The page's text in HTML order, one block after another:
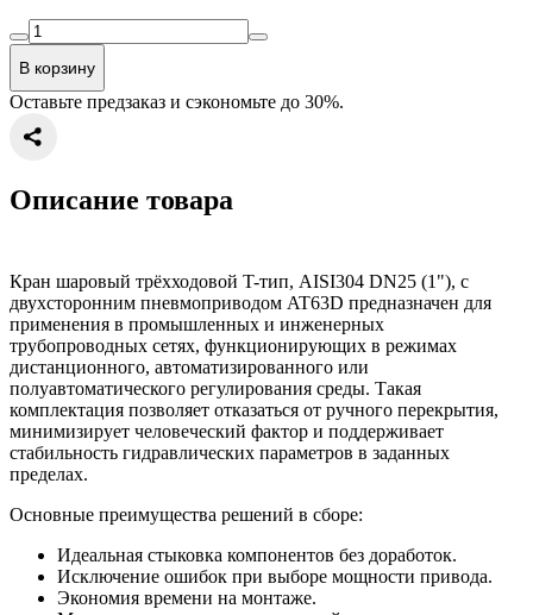
В корзину
Оставьте предзаказ и сэкономьте до 30%.
Описание товара
Кран шаровый трёхходовой T-тип, AISI304 DN25 (1"), с
двухсторонним пневмоприводом AT63D предназначен для
применения в промышленных и инженерных
трубопроводных сетях, функционирующих в режимах
дистанционного, автоматизированного или
полуавтоматического регулирования среды. Такая
комплектация позволяет отказаться от ручного перекрытия,
минимизирует человеческий фактор и поддерживает
стабильность гидравлических параметров в заданных
пределах.
Основные преимущества решений в сборе:
Идеальная стыковка компонентов без доработок.
Исключение ошибок при выборе мощности привода.
Экономия времени на монтаже.